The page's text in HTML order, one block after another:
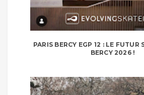
PARIS BERCY EGP 12 : LE FUTUR
BERCY 2026 !